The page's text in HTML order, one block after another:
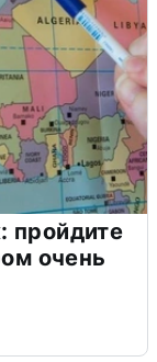
пройдите
очень